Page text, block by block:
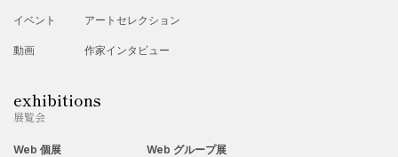
イベント
動画
アートセレクション
作家インタビュー
exhibitions
展覧会
Web 個展
Web グループ展